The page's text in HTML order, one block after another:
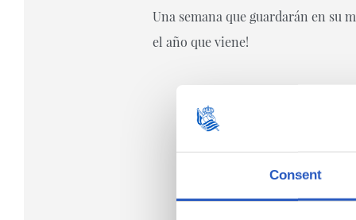
Consent
Una semana que guardarán en su
el año que viene!